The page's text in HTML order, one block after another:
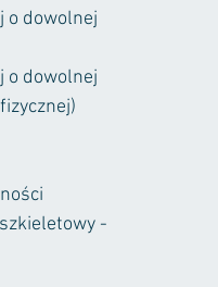
o dowolnej
o dowolnej
-